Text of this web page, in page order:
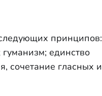
принципов:
единство
сочетание гласных и